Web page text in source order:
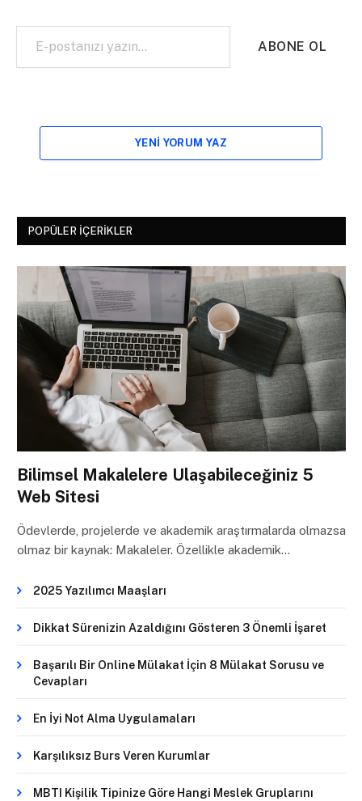
E-postanızı yazın…
ABONE OL
YENI YORUM YAZ
POPÜLER İÇERIKLER
Bilimsel Makalelere Ulaşabileceğiniz 5
Web Sitesi
Ödevlerde, projelerde ve akademik araştırmalarda olmazsa
olmaz bir kaynak: Makaleler. Özellikle akademik…
2025 Yazılımcı Maaşları
Dikkat Sürenizin Azaldığını Gösteren 3 Önemli İşaret
Başarılı Bir Online Mülakat İçin 8 Mülakat Sorusu ve
Cevapları
En İyi Not Alma Uygulamaları
Karşılıksız Burs Veren Kurumlar
MBTI Kişilik Tipinize Göre Hangi Meslek Gruplarını